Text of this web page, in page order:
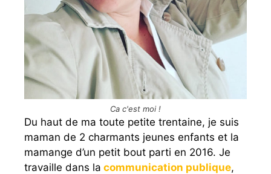
Ca c'est moi !
Du haut de ma toute petite trentaine, je suis
maman de 2 charmants jeunes enfants et la
mamange d’un petit bout parti en 2016. Je
travaille dans la communication publique,